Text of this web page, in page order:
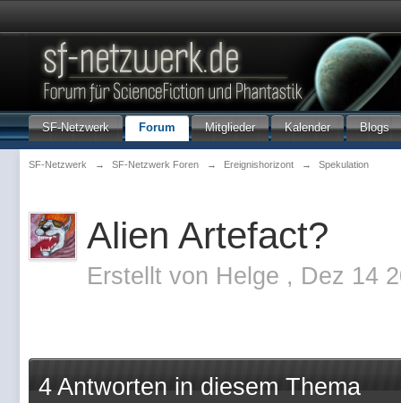
SF-Netzwerk Forum Mitglieder Kalender Blogs
SF-Netzwerk → SF-Netzwerk Foren → Ereignishorizont → Spekulation
Alien Artefact?
Erstellt von Helge , Dez 14
4 Antworten in diesem Thema